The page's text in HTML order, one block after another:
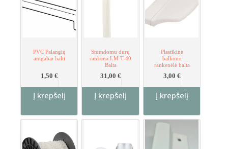
chosen
PVC Palangių
antgaliai balti
1,50 €
Į krepšelį
Stumdomu durų
rankena LM T-40
Balta
31,00 €
Į krepšelį
Plastikinė
balkono
rankenėlė balta
3,00 €
Į krepšelį